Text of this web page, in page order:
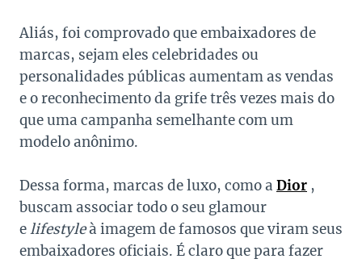
Aliás, foi comprovado que embaixadores de
marcas, sejam eles celebridades ou
personalidades públicas aumentam as vendas
e o reconhecimento da grife três vezes mais do
que uma campanha semelhante com um
modelo anônimo.
Dessa forma, marcas de luxo, como a Dior ,
buscam associar todo o seu glamour
elifestyleà imagem de famosos que viram seus
embaixadores oficiais. É claro que para fazer